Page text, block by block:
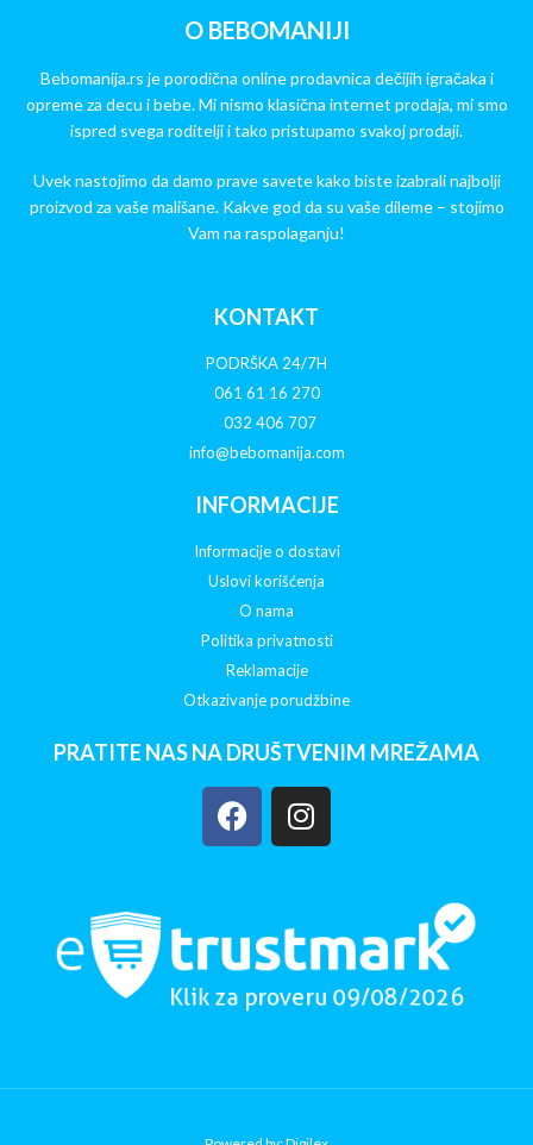
O BEBOMANIJI
Bebomanija.rs je porodična online prodavnica dečijih igračaka i
opreme za decu i bebe. Mi nismo klasična internet prodaja, mi smo
ispred svega roditelji i tako pristupamo svakoj prodaji.
Uvek nastojimo da damo prave savete kako biste izabrali najbolji
proizvod za vaše mališane. Kakve god da su vaše dileme – stojimo
Vam na raspolaganju!
KONTAKT
PODRŠKA 24/7H
061 61 16 270
032 406 707
info@bebomanija.com
INFORMACIJE
Informacije o dostavi
Uslovi korišćenja
O nama
Politika privatnosti
Reklamacije
Otkazivanje porudžbine
PRATITE NAS NA DRUŠTVENIM MREŽAMA